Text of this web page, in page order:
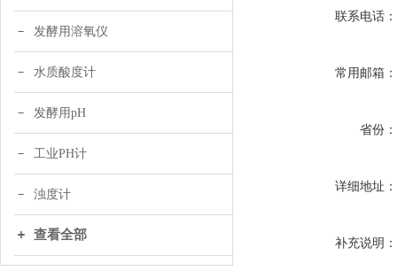
发酵用溶氧仪
水质酸度计
发酵用pH
工业PH计
浊度计
查看全部
联系电话：
常用邮箱：
省份：
详细地址：
补充说明：